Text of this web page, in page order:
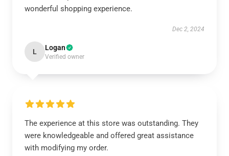
wonderful shopping experience.
Dec 2, 2024
L Logan
Verified owner
The experience at this store was outstanding. They
were knowledgeable and offered great assistance
with modifying my order.